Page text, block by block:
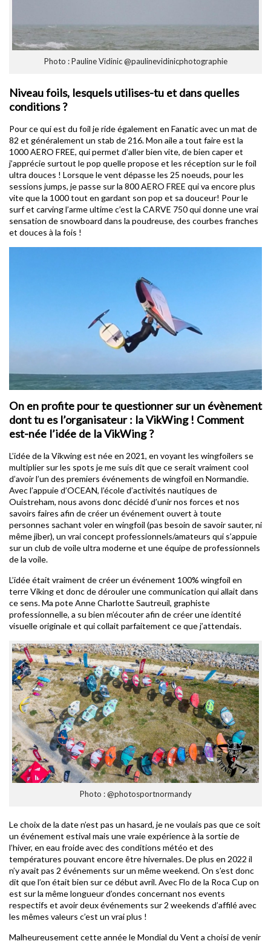
Photo : Pauline Vidinic @paulinevidinicphotographie
Niveau foils, lesquels utilises-tu et dans quelles
conditions ?
Pour ce qui est du foil je ride également en Fanatic avec un mat de
82 et généralement un stab de 216. Mon aile a tout faire est la
1000 AERO FREE, qui permet d’aller bien vite, de bien caper et
j’apprécie surtout le pop quelle propose et les réception sur le foil
ultra douces ! Lorsque le vent dépasse les 25 noeuds, pour les
sessions jumps, je passe sur la 800 AERO FREE qui va encore plus
vite que la 1000 tout en gardant son pop et sa douceur! Pour le
surf et carving l’arme ultime c’est la CARVE 750 qui donne une vrai
sensation de snowboard dans la poudreuse, des courbes franches
et douces à la fois !
On en profite pour te questionner sur un évènement
dont tu es l’organisateur : la VikWing ! Comment
est-née l’idée de la VikWing ?
L’idée de la Vikwing est née en 2021, en voyant les wingfoilers se
multiplier sur les spots je me suis dit que ce serait vraiment cool
d’avoir l’un des premiers événements de wingfoil en Normandie.
Avec l’appuie d’OCEAN, l’école d’activités nautiques de
Ouistreham, nous avons donc décidé d’unir nos forces et nos
savoirs faires afin de créer un événement ouvert à toute
personnes sachant voler en wingfoil (pas besoin de savoir sauter, ni
même jiber), un vrai concept professionnels/amateurs qui s’appuie
sur un club de voile ultra moderne et une équipe de professionnels
de la voile.
L’idée était vraiment de créer un événement 100% wingfoil en
terre Viking et donc de dérouler une communication qui allait dans
ce sens. Ma pote Anne Charlotte Sautreuil, graphiste
professionnelle, a su bien m’écouter afin de créer une identité
visuelle originale et qui collait parfaitement ce que j’attendais.
Photo : @photosportnormandy
Le choix de la date n’est pas un hasard, je ne voulais pas que ce soit
un événement estival mais une vraie expérience à la sortie de
l’hiver, en eau froide avec des conditions météo et des
températures pouvant encore être hivernales. De plus en 2022 il
n’y avait pas 2 événements sur un même weekend. On s’est donc
dit que l’on était bien sur ce début avril. Avec Flo de la Roca Cup on
est sur la même longueur d’ondes concernant nos events
respectifs et avoir deux événements sur 2 weekends d’affilé avec
les mêmes valeurs c’est un vrai plus !
Malheureusement cette année le Mondial du Vent a choisi de venir